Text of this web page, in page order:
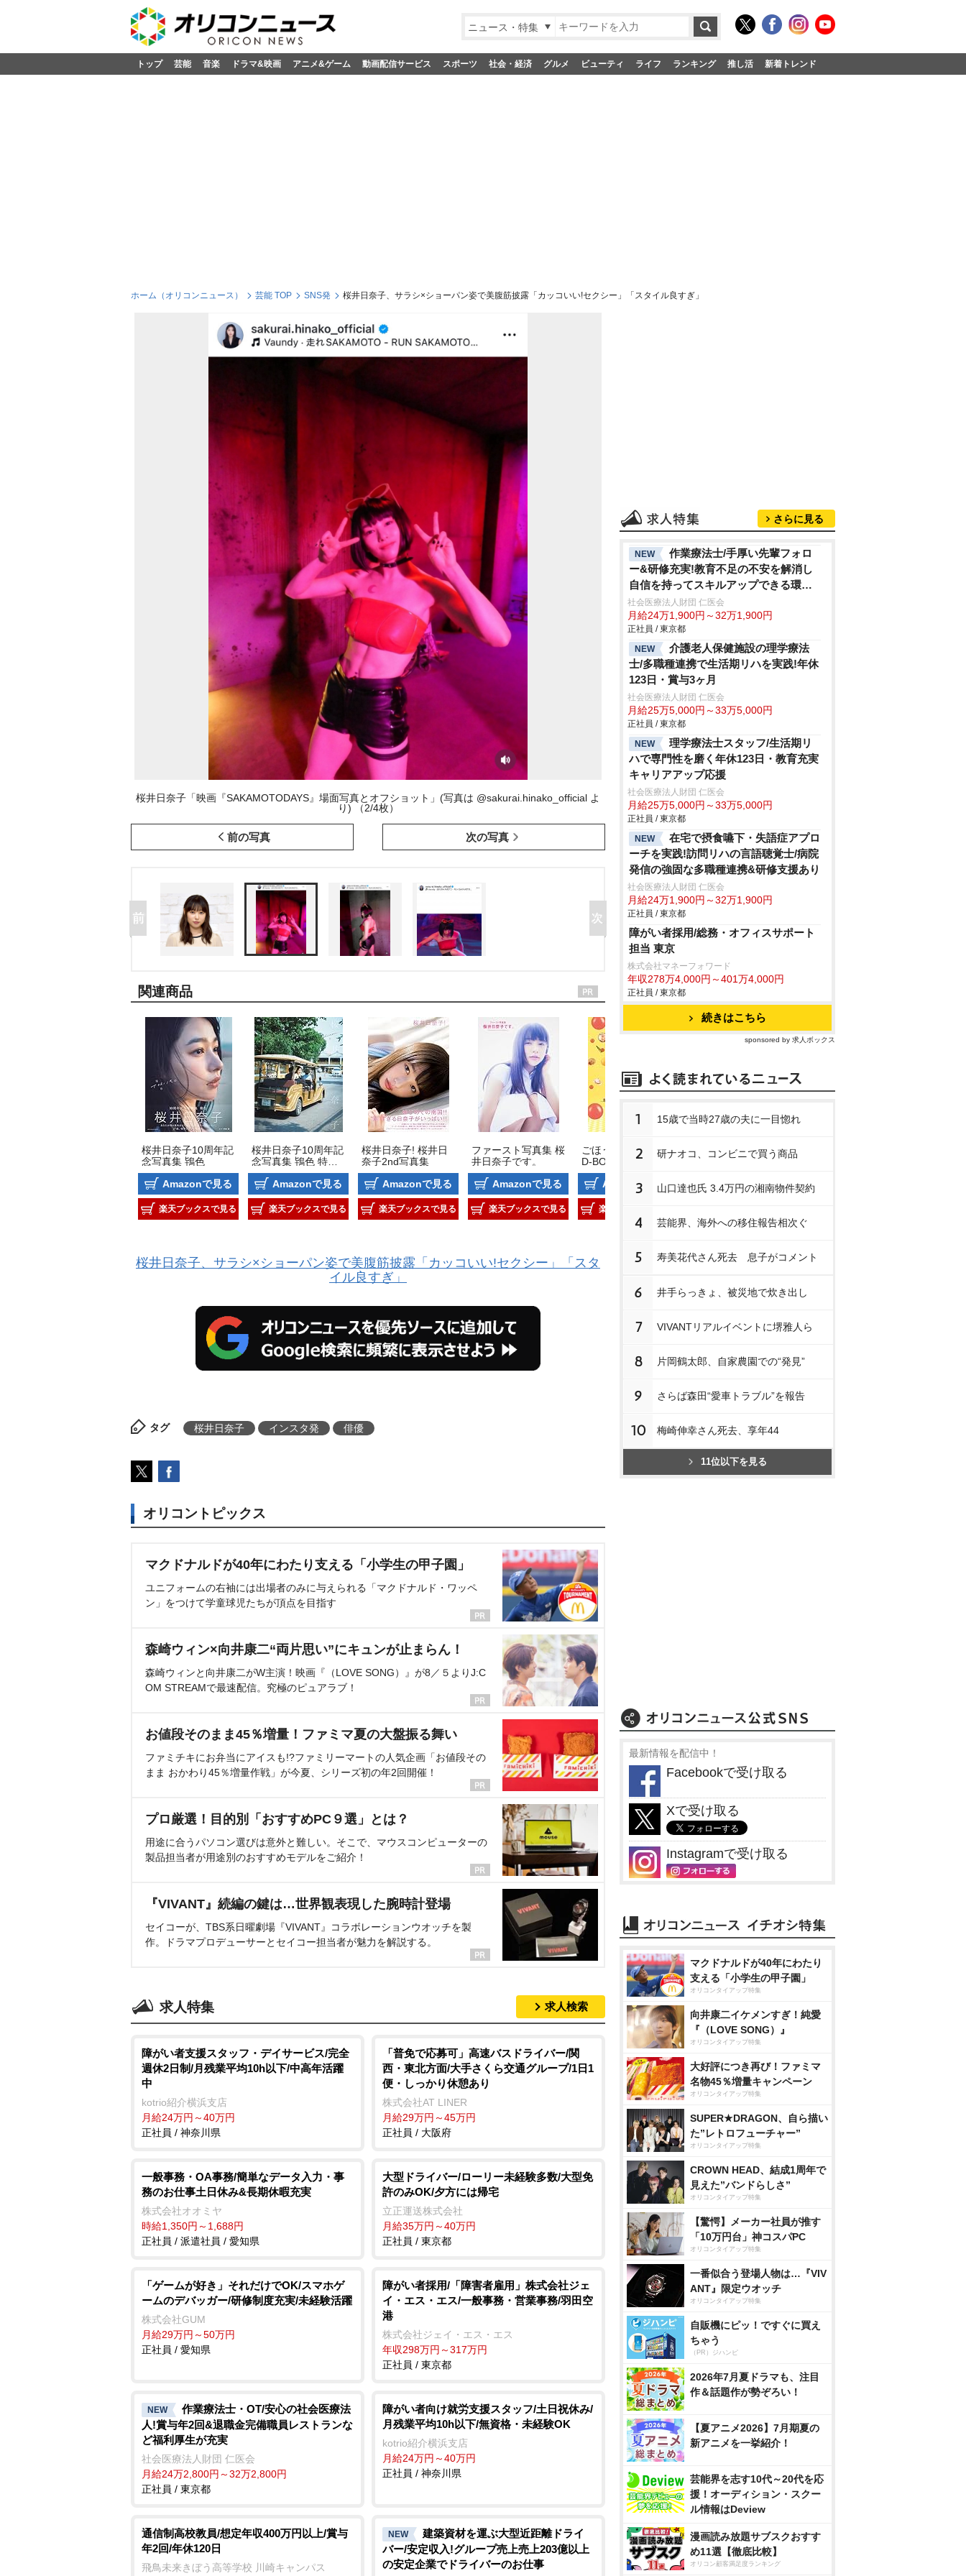
ニュース・特集
トップ 芸能 音楽 ドラマ&映画 アニメ&ゲーム 動画配信サービス スポーツ 社会・経済 グルメ ビューティ ライフ ランキング 推し活 新着トレンド
ホーム（オリコンニュース） 芸能 TOP SNS発 桜井日奈子、サラシ×ショーパン姿で美腹筋披露「カッコいい!セクシー」「スタイル良すぎ」
桜井日奈子「映画『SAKAMOTODAYS』場面写真とオフショット」(写真は @sakurai.hinako_official よ
り) （2/4枚）
前の写真 次の写真
関連商品
桜井日奈子10周年記
念写真集 鴇色
Amazonで見る
楽天ブックスで見る
桜井日奈子10周年記
念写真集 鴇色 特装
版
Amazonで見る
楽天ブックスで見る
桜井日奈子! 桜井日
奈子2nd写真集
Amazonで見る
楽天ブックスで見る
ファースト写真集 桜
井日奈子です。
Amazonで見る
楽天ブックスで見る
ごほうびごはん DV
D-BOX
Amazonで見る
楽天ブックスで見る
桜井日奈子、サラシ×ショーパン姿で美腹筋披露「カッコいい!セクシー」「スタ
イル良すぎ」
タグ 桜井日奈子 インスタ発 俳優
オリコントピックス
マクドナルドが40年にわたり支える「小学生の甲子園」
ユニフォームの右袖には出場者のみに与えられる「マクドナルド・ワッペ
ン」をつけて学童球児たちが頂点を目指す
森崎ウィン×向井康二“両片思い”にキュンが止まらん！
森崎ウィンと向井康二がW主演！映画『（LOVE SONG）』が8／５よりJ:C
OM STREAMで最速配信。究極のピュアラブ！
お値段そのまま45％増量！ファミマ夏の大盤振る舞い
ファミチキにお弁当にアイスも!?ファミリーマートの人気企画「お値段その
まま おかわり45％増量作戦」が今夏、シリーズ初の年2回開催！
プロ厳選！目的別「おすすめPC９選」とは？
用途に合うパソコン選びは意外と難しい。そこで、マウスコンピューターの
製品担当者が用途別のおすすめモデルをご紹介！
『VIVANT』続編の鍵は…世界観表現した腕時計登場
セイコーが、TBS系日曜劇場『VIVANT』コラボレーションウオッチを製
作。ドラマプロデューサーとセイコー担当者が魅力を解説する。
求人特集 求人検索
障がい者支援スタッフ・デイサービス/完全
週休2日制/月残業平均10h以下/中高年活躍
中
kotrio紹介横浜支店
月給24万円～40万円
正社員 / 神奈川県
「普免で応募可」高速バスドライバー/関
西・東北方面/大手さくら交通グループ/1日1
便・しっかり休憩あり
株式会社AT LINER
月給29万円～45万円
正社員 / 大阪府
一般事務・OA事務/簡単なデータ入力・事
務のお仕事土日休み&長期休暇充実
株式会社オオミヤ
時給1,350円～1,688円
正社員 / 派遣社員 / 愛知県
大型ドライバー/ローリー未経験多数/大型免
許のみOK/夕方には帰宅
立正運送株式会社
月給35万円～40万円
正社員 / 東京都
「ゲームが好き」それだけでOK/スマホゲ
ームのデバッガー/研修制度充実/未経験活躍
株式会社GUM
月給29万円～50万円
正社員 / 愛知県
障がい者採用/「障害者雇用」株式会社ジェ
イ・エス・エス/一般事務・営業事務/羽田空
港
株式会社ジェイ・エス・エス
年収298万円～317万円
正社員 / 東京都
NEW
作業療法士・OT/安心の社会医療法
人!賞与年2回&退職金完備職員レストランな
ど福利厚生が充実
社会医療法人財団 仁医会
月給24万2,800円～32万2,800円
正社員 / 東京都
障がい者向け就労支援スタッフ/土日祝休み/
月残業平均10h以下/無資格・未経験OK
kotrio紹介横浜支店
月給24万円～40万円
正社員 / 神奈川県
通信制高校教員/想定年収400万円以上/賞与
年2回/年休120日
飛鳥未来きぼう高等学校 川崎キャンパス
NEW
建築資材を運ぶ大型近距離ドライ
バー/安定収入!グループ売上売上203億以上
の安定企業でドライバーのお仕事
さらに見る
NEW
作業療法士/手厚い先輩フォロ
ー&研修充実!教育不足の不安を解消し
自信を持ってスキルアップできる環境
年休120日超
社会医療法人財団 仁医会
月給24万1,900円～32万1,900円
正社員 / 東京都
NEW
介護老人保健施設の理学療法
士/多職種連携で生活期リハを実践!年休
123日・賞与3ヶ月
社会医療法人財団 仁医会
月給25万5,000円～33万5,000円
正社員 / 東京都
NEW
理学療法士スタッフ/生活期リ
ハで専門性を磨く年休123日・教育充実
キャリアアップ応援
社会医療法人財団 仁医会
月給25万5,000円～33万5,000円
正社員 / 東京都
NEW
在宅で摂食嚥下・失語症アプロ
ーチを実践!訪問リハの言語聴覚士/病院
発信の強固な多職種連携&研修支援あり
社会医療法人財団 仁医会
月給24万1,900円～32万1,900円
正社員 / 東京都
障がい者採用/総務・オフィスサポート
担当 東京
株式会社マネーフォワード
年収278万4,000円～401万4,000円
正社員 / 東京都
続きはこちら
sponsored by 求人ボックス
1 15歳で当時27歳の夫に一目惚れ
2 研ナオコ、コンビニで買う商品
3 山口達也氏 3.4万円の湘南物件契約
4 芸能界、海外への移住報告相次ぐ
5 寿美花代さん死去 息子がコメント
6 井手らっきょ、被災地で炊き出し
7 VIVANTリアルイベントに堺雅人ら
8 片岡鶴太郎、自家農園での“発見”
9 さらば森田“愛車トラブル”を報告
10 梅崎伸幸さん死去、享年44
11位以下を見る
最新情報を配信中！
Facebookで受け取る
Xで受け取る
Instagramで受け取る
マクドナルドが40年にわたり
支える「小学生の甲子園」
オリコンタイアップ特集
向井康二イケメンすぎ！純愛
『（LOVE SONG）』
オリコンタイアップ特集
大好評につき再び！ファミマ
名物45％増量キャンペーン
オリコンタイアップ特集
SUPER★DRAGON、自ら描い
た”レトロフューチャー”
オリコンタイアップ特集
CROWN HEAD、結成1周年で
見えた”バンドらしさ”
オリコンタイアップ特集
【驚愕】メーカー社員が推す
「10万円台」神コスパPC
オリコンタイアップ特集
一番似合う登場人物は…『VIV
ANT』限定ウオッチ
オリコンタイアップ特集
自販機にピッ！ですぐに買え
ちゃう
（PR）ジハンピ
2026年7月夏ドラマも、注目
作＆話題作が勢ぞろい！
【夏アニメ2026】7月期夏の
新アニメを一挙紹介！
芸能界を志す10代～20代を応
援！オーディション・スクー
ル情報はDeview
漫画読み放題サブスクおすす
め11選【徹底比較】
オリコン顧客満足度ランキング